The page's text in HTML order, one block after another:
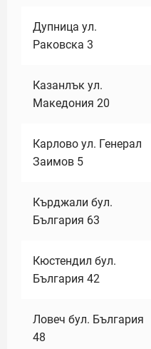
Дупница ул.
Раковска 3
Казанлък ул.
Македония 20
Карлово ул. Генерал
Заимов 5
Кърджали бул.
България 63
Кюстендил бул.
България 42
Ловеч бул. България
48